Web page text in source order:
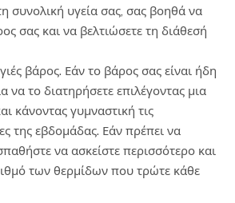
συνολική υγεία σας, σας βοηθά να
σας και να βελτιώσετε τη διάθεσή
βάρος. Εάν το βάρος σας είναι ήδη
να το διατηρήσετε επιλέγοντας μια
κάνοντας γυμναστική τις
της εβδομάδας. Εάν πρέπει να
να ασκείστε περισσότερο και
των θερμίδων που τρώτε κάθε